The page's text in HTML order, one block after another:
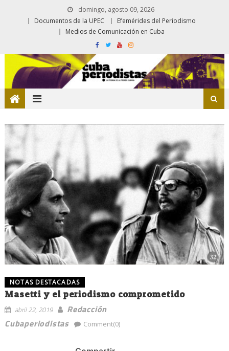
domingo, agosto 09, 2026
Documentos de la UPEC
Efemérides del Periodismo
Medios de Comunicación en Cuba
NOTAS DESTACADAS
Masetti y el periodismo comprometido
abril 22, 2019
Redacción
Cubaperiodistas
Comment(0)